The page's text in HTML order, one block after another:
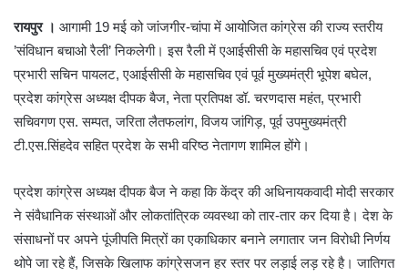
रायपुर । आगामी 19 मई को जांजगीर-चांपा में आयोजित कांग्रेस की राज्य स्तरीय
’संविधान बचाओ रैली’ निकलेगी। इस रैली में एआईसीसी के महासचिव एवं प्रदेश
प्रभारी सचिन पायलट, एआईसीसी के महासचिव एवं पूर्व मुख्यमंत्री भूपेश बघेल,
प्रदेश कांग्रेस अध्यक्ष दीपक बैज, नेता प्रतिपक्ष डॉ. चरणदास महंत, प्रभारी
सचिवगण एस. सम्पत, जरिता लैतफलांग, विजय जांगिड़, पूर्व उपमुख्यमंत्री
टी.एस.सिंहदेव सहित प्रदेश के सभी वरिष्ठ नेतागण शामिल होंगे।
प्रदेश कांग्रेस अध्यक्ष दीपक बैज ने कहा कि केंद्र की अधिनायकवादी मोदी सरकार
ने संवैधानिक संस्थाओं और लोकतांत्रिक व्यवस्था को तार-तार कर दिया है। देश के
संसाधनों पर अपने पूंजीपति मित्रों का एकाधिकार बनाने लगातार जन विरोधी निर्णय
थोपे जा रहे हैं, जिसके खिलाफ कांग्रेसजन हर स्तर पर लड़ाई लड़ रहे है। जातिगत